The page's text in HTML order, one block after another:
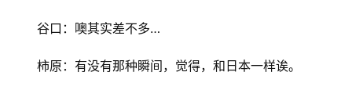
谷口：噢其实差不多…
柿原：有没有那种瞬间，觉得，和日本一样诶。